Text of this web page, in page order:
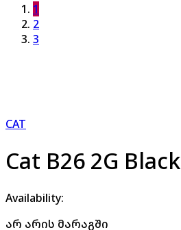
1
2
3
CAT
Cat B26 2G Black
Availability:
არ არის მარაგში